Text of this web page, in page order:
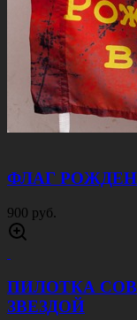
ФЛАГ
900 руб.
ПИЛОТКА
ЗВЕЗДОЙ